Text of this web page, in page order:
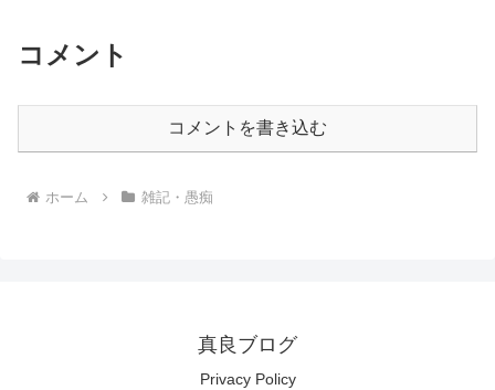
コメント
コメントを書き込む
ホーム 雑記・愚痴
真良ブログ
Privacy Policy